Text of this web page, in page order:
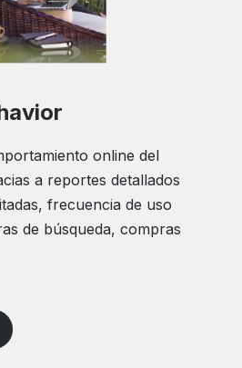
online del
a reportes detallados
frecuencia de uso
de búsqueda, compras